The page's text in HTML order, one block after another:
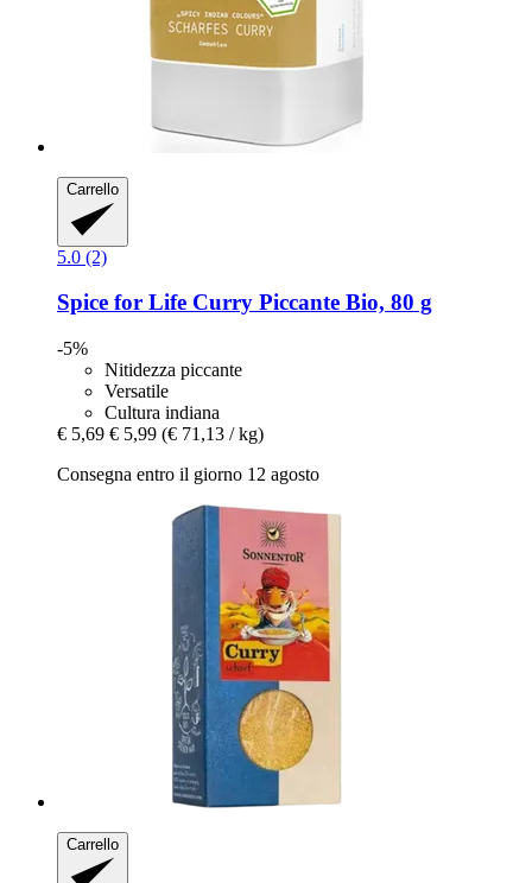
Carrello
5.0 (2)
Spice for Life Curry Piccante Bio, 80 g
-5%
Nitidezza piccante
Versatile
Cultura indiana
€ 5,69 € 5,99 (€ 71,13 / kg)
Consegna entro il giorno 12 agosto
Carrello